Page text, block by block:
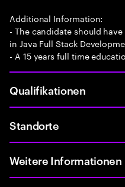
Additional Information:
- The candidate should
in Java Full Stack
- A 15 years full time
Qualifikationen
Standorte
Weitere Informationen